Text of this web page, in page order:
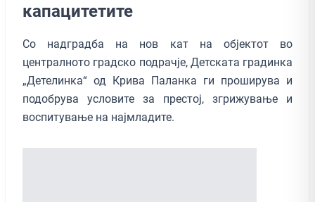
капацитетите
Со надградба на нов кат на објектот во
централното градско подрачје, Детската градинка
„Детелинка“ од Крива Паланка ги проширува и
подобрува условите за престој, згрижување и
воспитување на најмладите.